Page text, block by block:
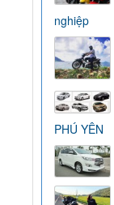
nghiệp
PHÚ YÊN